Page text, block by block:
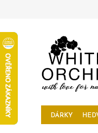
DÁRKY